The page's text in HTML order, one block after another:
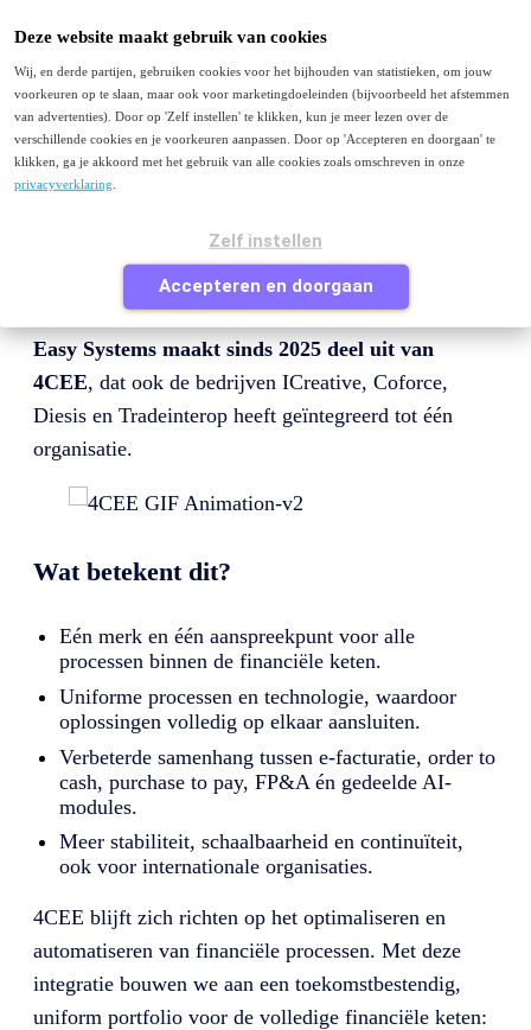
Deze website maakt gebruik van cookies
Wij, en derde partijen, gebruiken cookies voor het bijhouden van statistieken, om jouw
voorkeuren op te slaan, maar ook voor marketingdoeleinden (bijvoorbeeld het afstemmen
van advertenties). Door op 'Zelf instellen' te klikken, kun je meer lezen over de
verschillende cookies en je voorkeuren aanpassen. Door op 'Accepteren en doorgaan' te
klikken, ga je akkoord met het gebruik van alle cookies zoals omschreven in onze
privacyverklaring
Zelf instellen
Accepteren en doorgaan
Menu
Purchase to Pay
E-facturatie
Peppol
Contact
Je bezoekt deze pagina waarschijnlijk omdat je van
komt en op zoek bent naar Easy
Systems of naar informatie over factuurverwerking of
purchase to pay.
Easy Systems maakt sinds 2025 deel uit van
4CEE, dat ook de bedrijven ICreative, Coforce,
Diesis en Tradeinterop heeft geïntegreerd tot één
organisatie.
Wat betekent dit?
Eén merk en één aanspreekpunt voor alle
processen binnen de financiële keten.
Uniforme processen en technologie, waardoor
oplossingen volledig op elkaar aansluiten.
Verbeterde samenhang tussen e-facturatie, order to
cash, purchase to pay, FP&A én gedeelde AI-
modules.
Meer stabiliteit, schaalbaarheid en continuïteit,
ook voor internationale organisaties.
4CEE blijft zich richten op het optimaliseren en
automatiseren van financiële processen. Met deze
integratie bouwen we aan een toekomstbestendig,
uniform portfolio voor de volledige financiële keten: